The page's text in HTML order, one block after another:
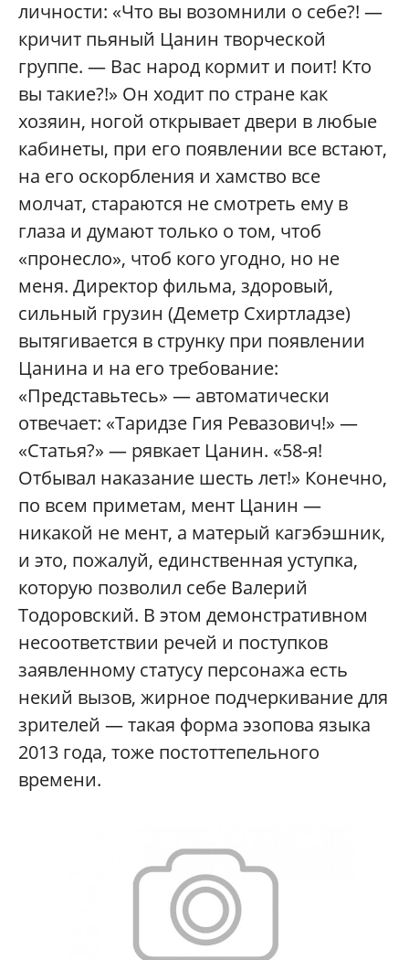
личности: «Что вы возомнили о себе?! —
кричит пьяный Цанин творческой
группе. — Вас народ кормит и поит! Кто
вы такие?!» Он ходит по стране как
хозяин, ногой открывает двери в любые
кабинеты, при его появлении все встают,
на его оскорбления и хамство все
молчат, стараются не смотреть ему в
глаза и думают только о том, чтоб
«пронесло», чтоб кого угодно, но не
меня. Директор фильма, здоровый,
сильный грузин (Деметр Схиртладзе)
вытягивается в струнку при появлении
Цанина и на его требование:
«Представьтесь» — автоматически
отвечает: «Таридзе Гия Ревазович!» —
«Статья?» — рявкает Цанин. «58-я!
Отбывал наказание шесть лет!» Конечно,
по всем приметам, мент Цанин —
никакой не мент, а матерый кагэбэшник,
и это, пожалуй, единственная уступка,
которую позволил себе Валерий
Тодоровский. В этом демонстративном
несоответствии речей и поступков
заявленному статусу персонажа есть
некий вызов, жирное подчеркивание для
зрителей — такая форма эзопова языка
2013 года, тоже постоттепельного
времени.